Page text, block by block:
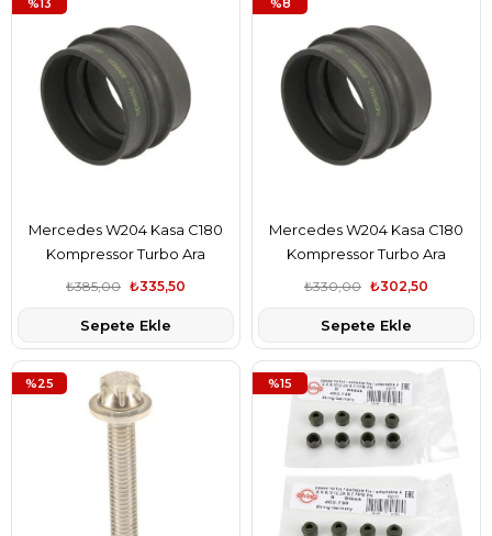
Mercedes W204 Kasa C180
Kompressor Turbo Ara
Hortumu Körük Rapro Marka
₺335,50
₺385,00
Sepete Ekle
%13
Mercedes W204 Kasa C180
Kompressor Turbo Ara
Hortumu Körük İthal Marka
₺302,50
₺330,00
Sepete Ekle
%8
%25 %15